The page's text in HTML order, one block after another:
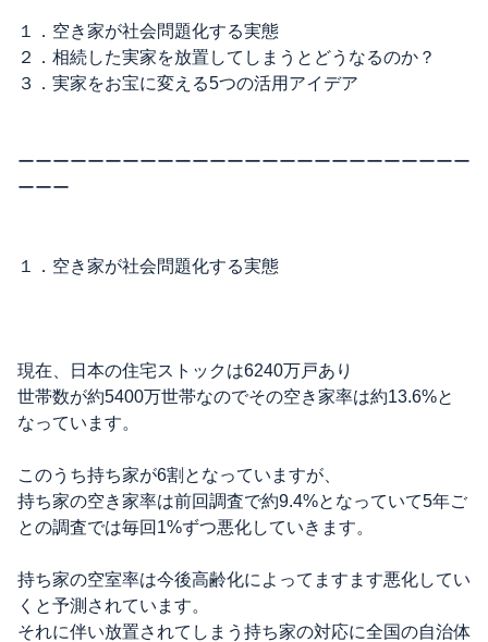
１．空き家が社会問題化する実態
２．相続した実家を放置してしまうとどうなるのか？
３．実家をお宝に変える5つの活用アイデア
ーーーーーーーーーーーーーーーーーーーーーーーーーー
ーーー
１．空き家が社会問題化する実態
現在、日本の住宅ストックは6240万戸あり
世帯数が約5400万世帯なのでその空き家率は約13.6%と
なっています。
このうち持ち家が6割となっていますが、
持ち家の空き家率は前回調査で約9.4%となっていて5年ご
との調査では毎回1%ずつ悪化していきます。
持ち家の空室率は今後高齢化によってますます悪化してい
くと予測されています。
それに伴い放置されてしまう持ち家の対応に全国の自治体